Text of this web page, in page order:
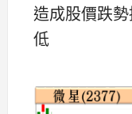
造成股價跌
低